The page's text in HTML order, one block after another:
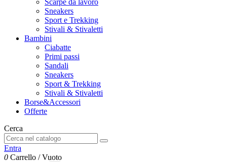
Scarpe da lavoro
Sneakers
Sport e Trekking
Stivali & Stivaletti
Bambini
Ciabatte
Primi passi
Sandali
Sneakers
Sport & Trekking
Stivali & Stivaletti
Borse&Accessori
Offerte
Cerca
Entra
0 Carrello /Vuoto